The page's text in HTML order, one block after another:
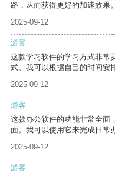
路，从而获得更好的加速效果。
2025-09-12
游客
这款学习软件的学习方式非常
式。我可以根据自己的时间安
2025-09-12
游客
这款办公软件的功能非常全面
面。我可以使用它来完成日常
2025-09-12
游客